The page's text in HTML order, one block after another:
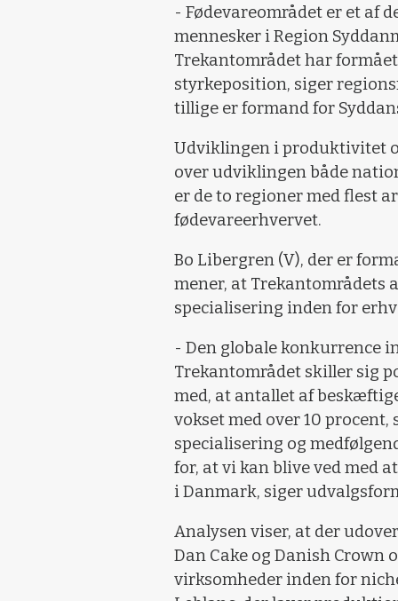
- Fødevareområdet er et af
mennesker i Region
Trekantområdet har
styrkeposition, siger
tillige er formand for
Udviklingen i produktivitet
over udviklingen både
er de to regioner med flest
fødevareerhvervet.
Bo Libergren (V), der er
mener, at Trekantområdets
specialisering inden for
- Den globale konkurrence
Trekantområdet skiller sig
med, at antallet af
vokset med over 10
specialisering og
for, at vi kan blive ved med
i Danmark, siger
Analysen viser, at der
Dan Cake og Danish Crown
virksomheder inden for